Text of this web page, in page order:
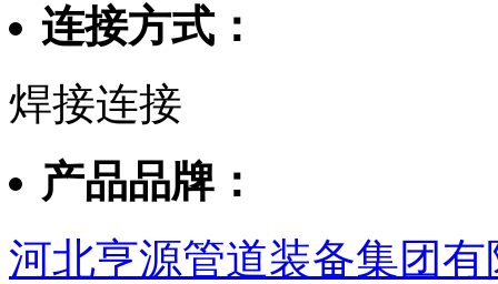
连接方式：
焊接连接
产品品牌：
河北亨源管道装备集团有